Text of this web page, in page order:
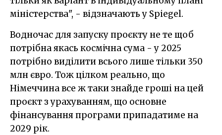
міністерства", - відзначають у Spiegel.
Водночас для запуску проєкту не те щоб
потрібна якась космічна сума - у 2025
потрібно виділити всього лише тільки 350
млн євро. Тож цілком реально, що
Німеччина все ж таки знайде гроші на цей
проєкт з урахуванням, що основне
фінансування програми припадатиме на
2029 рік.